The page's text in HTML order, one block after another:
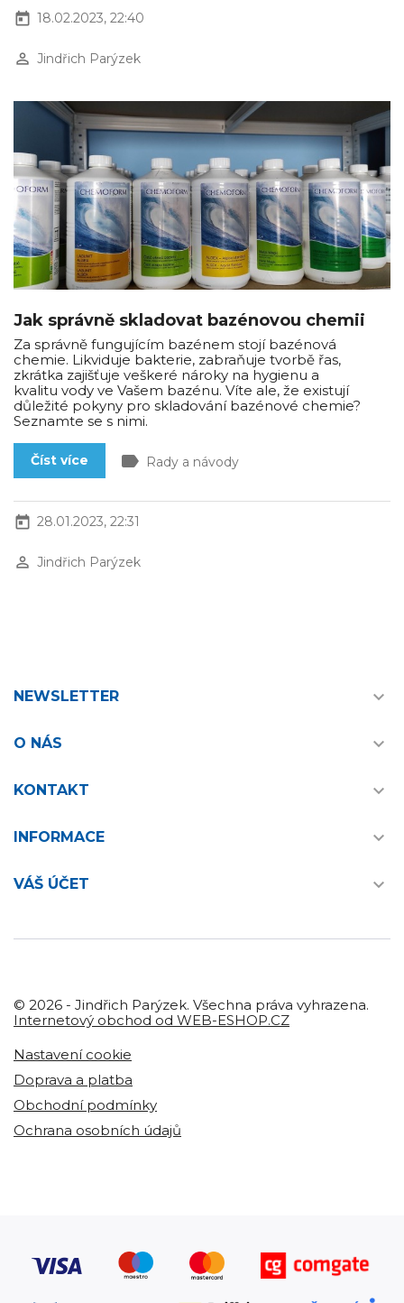
today 18.02.2023, 22:40
perm_identity Jindřich Parýzek
Jak správně skladovat bazénovou chemii
Za správně fungujícím bazénem stojí bazénová
chemie. Likviduje bakterie, zabraňuje tvorbě řas,
zkrátka zajišťuje veškeré nároky na hygienu a
kvalitu vody ve Vašem bazénu. Víte ale, že existují
důležité pokyny pro skladování bazénové chemie?
Seznamte se s nimi.
Číst více label Rady a návody
today 28.01.2023, 22:31
perm_identity Jindřich Parýzek
NEWSLETTER 
O NÁS 
KONTAKT 
INFORMACE 
VÁŠ ÚČET 
© 2026 - Jindřich Parýzek. Všechna práva vyhrazena.
Internetový obchod od WEB-ESHOP.CZ
Nastavení cookie
Doprava a platba
Obchodní podmínky
Ochrana osobních údajů